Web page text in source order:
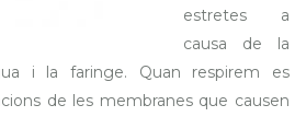
estretes a
causa de la
i la faringe. Quan respirem es
de les membranes que causen